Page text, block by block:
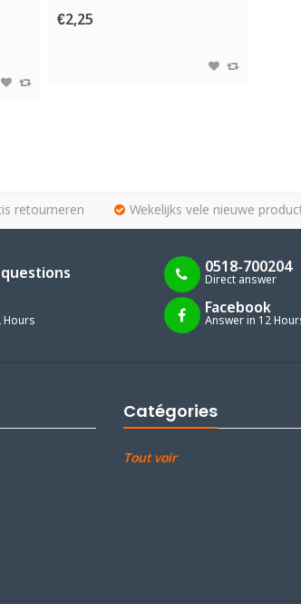
€2,25
retourneren Wekelijks vele nieuwe
0518-700204
Direct answer
Hours
Facebook
Answer in 12
Catégories
Tout voir